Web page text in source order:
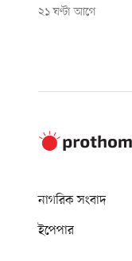
২১ ঘণ্টা আগে
নাগরিক সংবাদ
ইপেপার